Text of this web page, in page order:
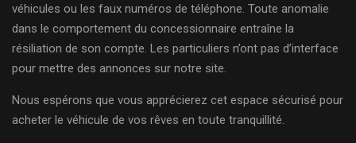
véhicules ou les faux numéros de téléphone. Toute anomalie
dans le comportement du concessionnaire entraîne la
résiliation de son compte. Les particuliers n’ont pas d’interface
pour mettre des annonces sur notre site.
Nous espérons que vous apprécierez cet espace sécurisé pour
acheter le véhicule de vos rêves en toute tranquillité.